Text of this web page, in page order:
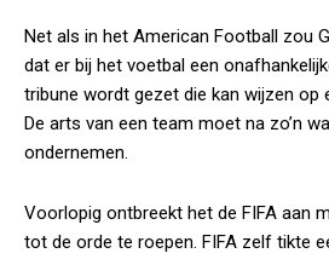
Net als in het American Football zou
dat er bij het voetbal een
tribune wordt gezet die kan wijzen op
De arts van een team moet na zo’n
ondernemen.
Voorlopig ontbreekt het de FIFA aan
tot de orde te roepen. FIFA zelf tikte